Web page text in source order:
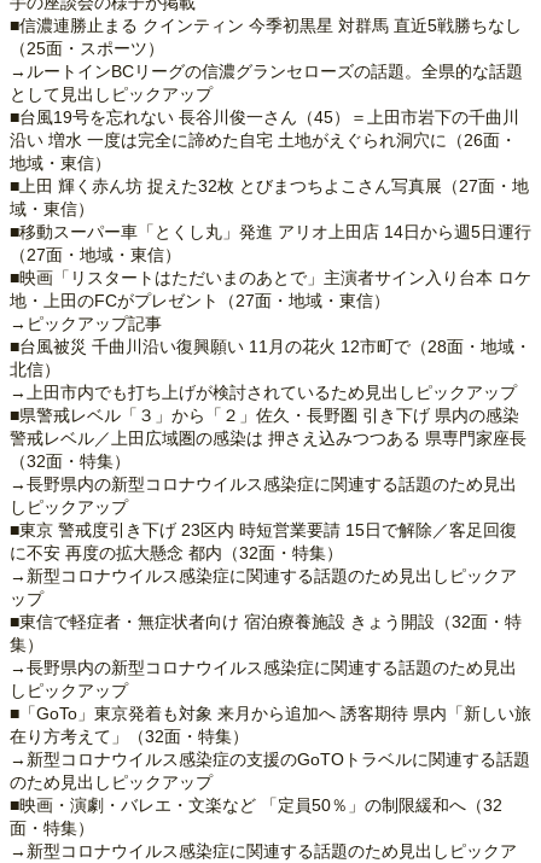
■信濃連勝止まる クインティン 今季初黒星 対群馬 直近5戦勝ちなし
（25面・スポーツ）
→ルートインBCリーグの信濃グランセローズの話題。全県的な話題
として見出しピックアップ
■台風19号を忘れない 長谷川俊一さん（45）＝上田市岩下の千曲川
沿い 増水 一度は完全に諦めた自宅 土地がえぐられ洞穴に（26面・
地域・東信）
■上田 輝く赤ん坊 捉えた32枚 とびまつちよこさん写真展（27面・地
域・東信）
■移動スーパー車「とくし丸」発進 アリオ上田店 14日から週5日運行
（27面・地域・東信）
■映画「リスタートはただいまのあとで」主演者サイン入り台本 ロケ
地・上田のFCがプレゼント（27面・地域・東信）
→ピックアップ記事
■台風被災 千曲川沿い復興願い 11月の花火 12市町で（28面・地域・
北信）
→上田市内でも打ち上げが検討されているため見出しピックアップ
■県警戒レベル「３」から「２」佐久・長野圏 引き下げ 県内の感染
警戒レベル／上田広域圏の感染は 押さえ込みつつある 県専門家座長
（32面・特集）
→長野県内の新型コロナウイルス感染症に関連する話題のため見出
しピックアップ
■東京 警戒度引き下げ 23区内 時短営業要請 15日で解除／客足回復
に不安 再度の拡大懸念 都内（32面・特集）
→新型コロナウイルス感染症に関連する話題のため見出しピックア
ップ
■東信で軽症者・無症状者向け 宿泊療養施設 きょう開設（32面・特
集）
→長野県内の新型コロナウイルス感染症に関連する話題のため見出
しピックアップ
■「GoTo」東京発着も対象 来月から追加へ 誘客期待 県内「新しい旅
在り方考えて」（32面・特集）
→新型コロナウイルス感染症の支援のGoTOトラベルに関連する話題
のため見出しピックアップ
■映画・演劇・バレエ・文楽など 「定員50％」の制限緩和へ（32
面・特集）
→新型コロナウイルス感染症に関連する話題のため見出しピックア